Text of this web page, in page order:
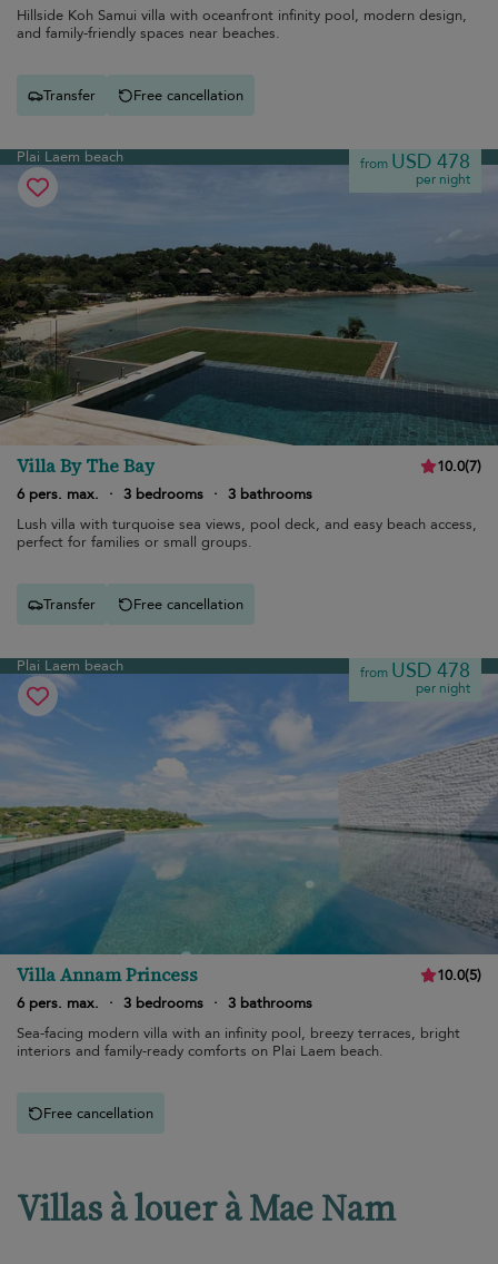
Hillside Koh Samui villa with oceanfront infinity pool, modern design,
and family-friendly spaces near beaches.
Transfer Free cancellation
Plai Laem beach from USD 478
per night
Villa By The Bay 10.0(7)
6 pers. max.
· 3 bedrooms · 3 bathrooms
Lush villa with turquoise sea views, pool deck, and easy beach access,
perfect for families or small groups.
Transfer Free cancellation
Plai Laem beach from USD 478
per night
Villa Annam Princess 10.0(5)
6 pers. max.
· 3 bedrooms · 3 bathrooms
Sea-facing modern villa with an infinity pool, breezy terraces, bright
interiors and family-ready comforts on Plai Laem beach.
Free cancellation
Villas à louer à Mae Nam